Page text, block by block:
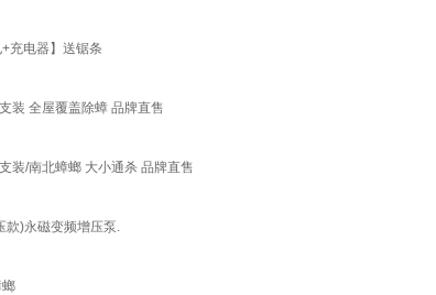
充电器】送锯条
装 全屋覆盖除蟑 品牌直售
装/南北蟑螂 大小通杀 品牌直售
款)永磁变频增压泵.